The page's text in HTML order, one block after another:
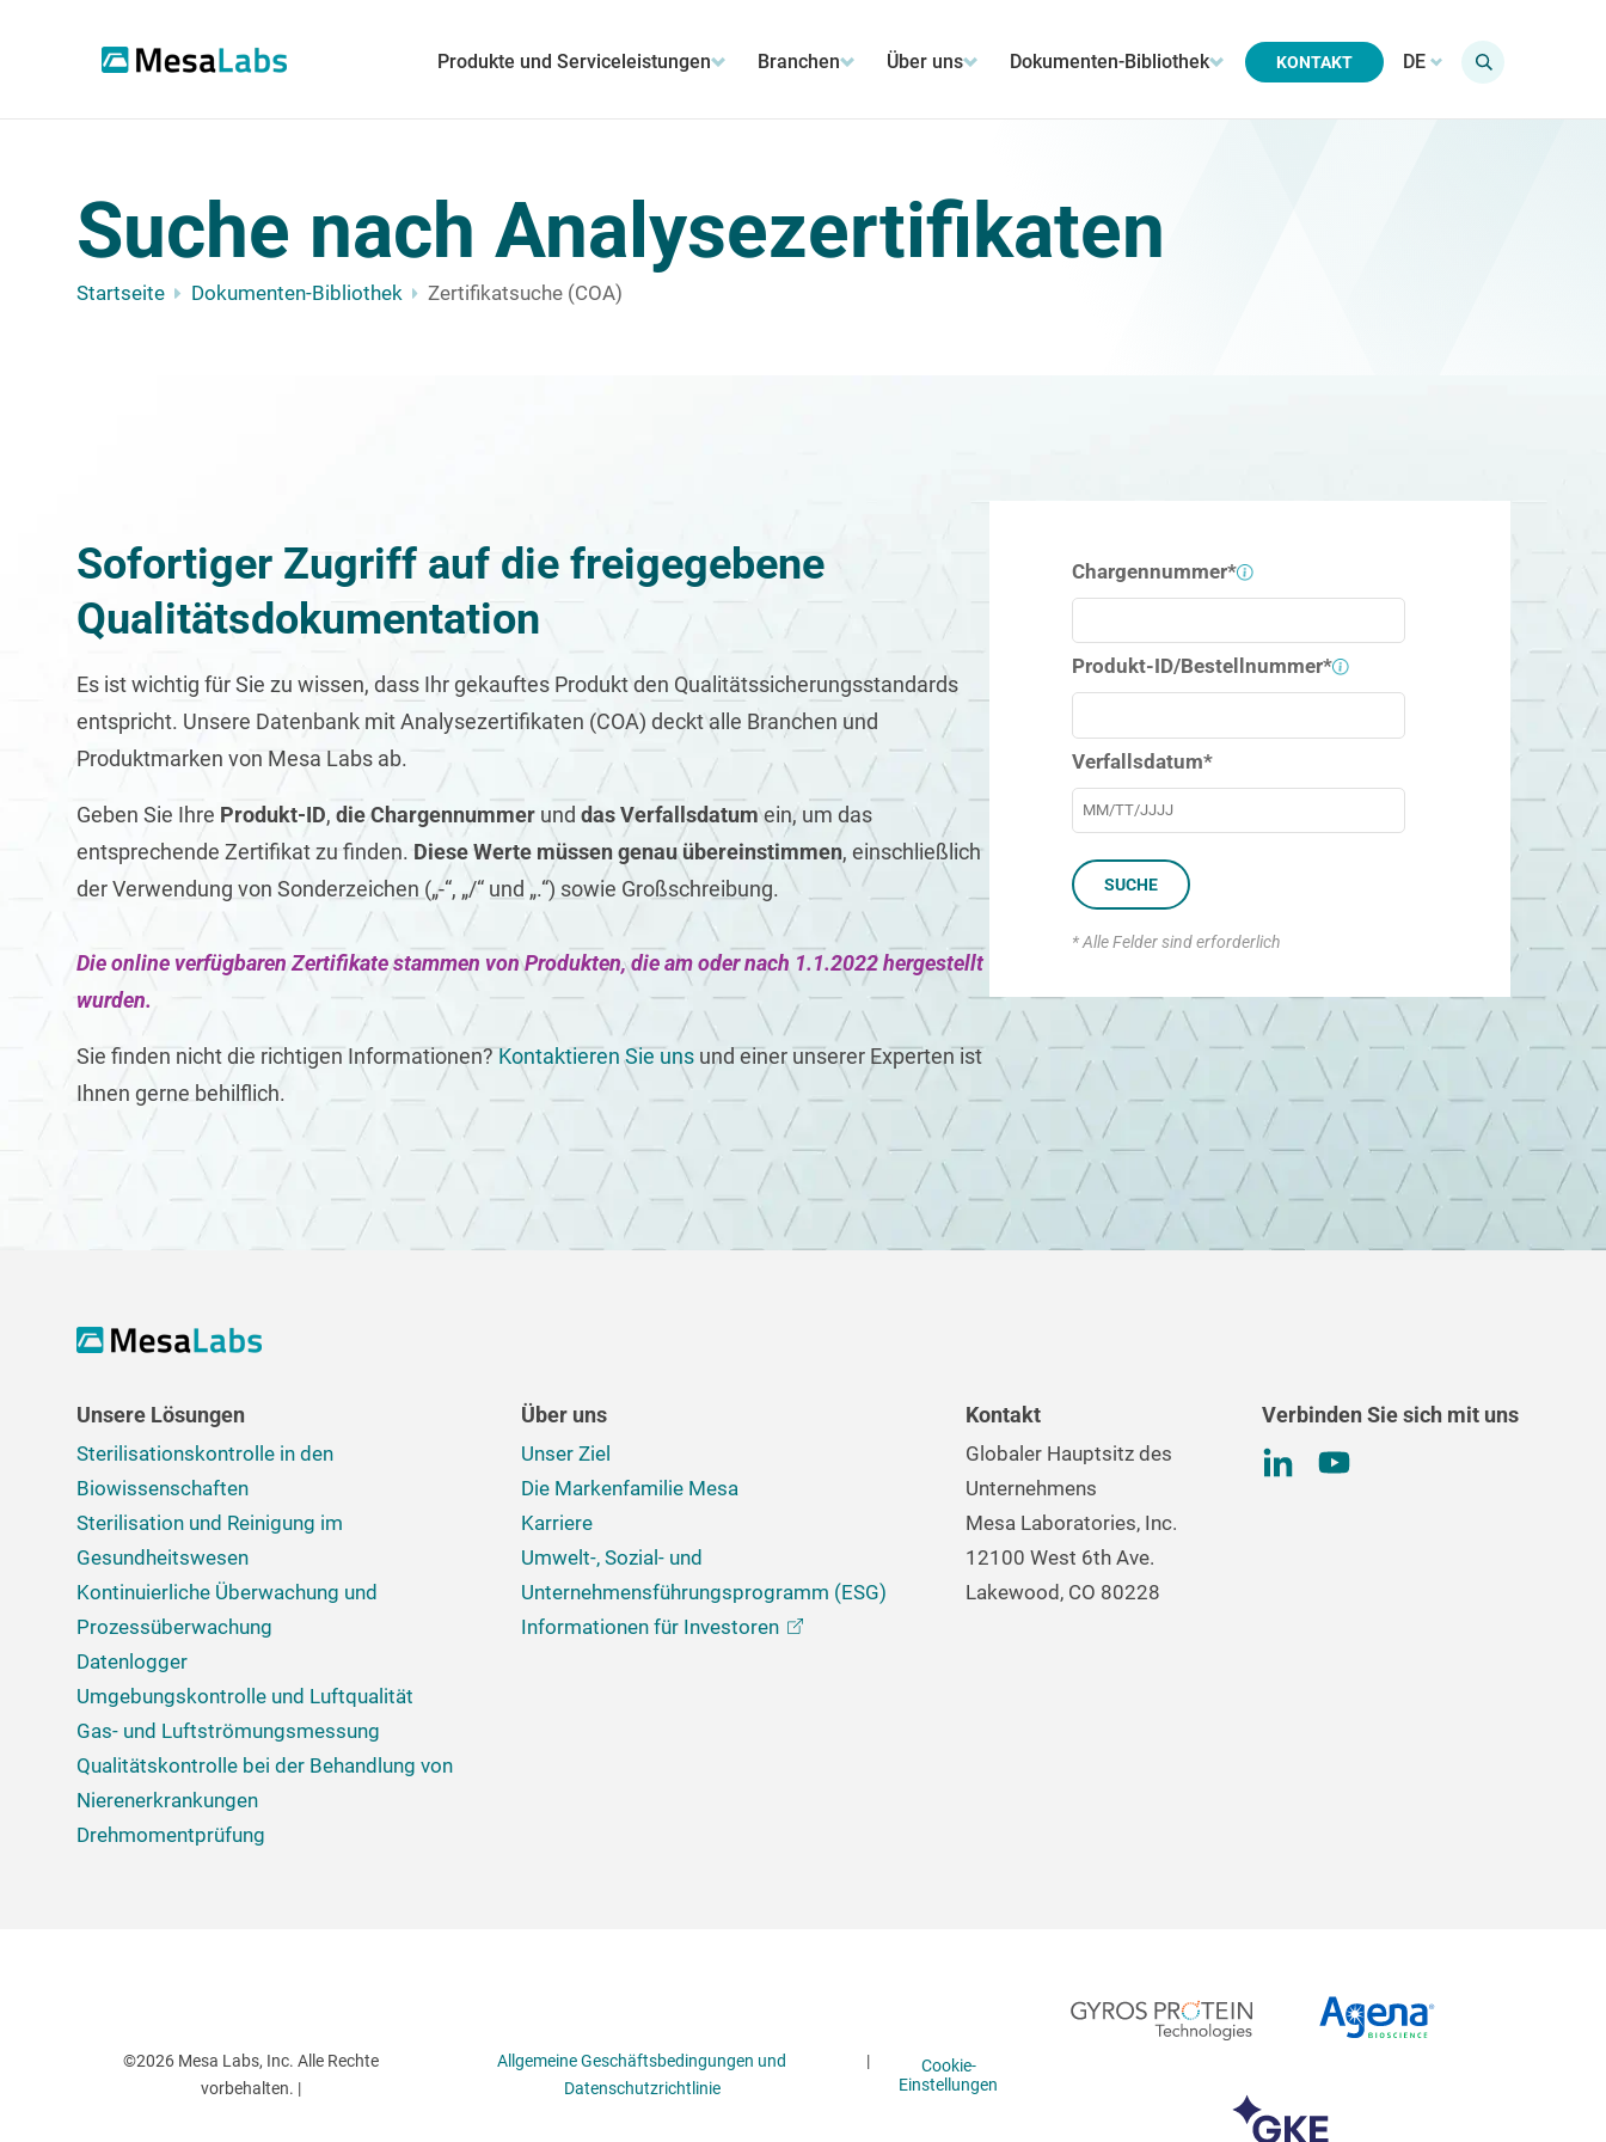
Produkte und Serviceleistungen Branchen Über uns Dokumenten-Bibliothek KONTAKT DE
Suche nach Analysezertifikaten
Startseite Dokumenten-Bibliothek Zertifikatsuche (COA)
Sofortiger Zugriff auf die freigegebene
Qualitätsdokumentation
Es ist wichtig für Sie zu wissen, dass Ihr gekauftes Produkt den Qualitätssicherungsstandards
entspricht. Unsere Datenbank mit Analysezertifikaten (COA) deckt alle Branchen und
Produktmarken von Mesa Labs ab.
Geben Sie Ihre Produkt-ID, die Chargennummer und das Verfallsdatumein, um das
entsprechende Zertifikat zu finden. Diese Werte müssen genau übereinstimmen, einschließlich
der Verwendung von Sonderzeichen („-“, „/“ und „.“) sowie Großschreibung.
Die online verfügbaren Zertifikate stammen von Produkten, die am oder nach 1.1.2022 hergestellt
wurden.
Sie finden nicht die richtigen Informationen?Kontaktieren Sie uns und einer unserer Experten ist
Ihnen gerne behilflich.
Chargennummer*
Produkt-ID/Bestellnummer*
Verfallsdatum*
SUCHE
* Alle Felder sind erforderlich
Unsere Lösungen
Sterilisationskontrolle in den
Biowissenschaften
Sterilisation und Reinigung im
Gesundheitswesen​​​​​​​
Kontinuierliche Überwachung und
Prozessüberwachung
Datenlogger
Umgebungskontrolle und Luftqualität
Gas- und Luftströmungsmessung
Qualitätskontrolle bei der Behandlung von
Nierenerkrankungen
Drehmomentprüfung
Über uns
Unser Ziel
Die Markenfamilie Mesa
Karriere
Umwelt-, Sozial- und
Unternehmensführungsprogramm (ESG)
Informationen für Investoren
Kontakt
Globaler Hauptsitz des
Unternehmens
Mesa Laboratories, Inc.
12100 West 6th Ave.
Lakewood, CO 80228
Verbinden Sie sich mit uns
©2026 Mesa Labs, Inc. Alle Rechte
vorbehalten. |
Allgemeine Geschäftsbedingungen und
Datenschutzrichtlinie
|
Cookie-
Einstellungen